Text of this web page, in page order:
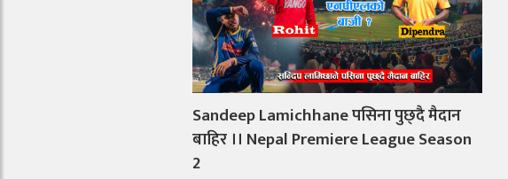
Sandeep Lamichhane पसिना पुछ्दै मैदान
बाहिर ।। Nepal Premiere League Season
2